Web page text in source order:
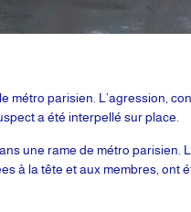
parisien. L’agression,
a été interpellé sur place.
une rame de métro parisien.
à la tête et aux membres, ont